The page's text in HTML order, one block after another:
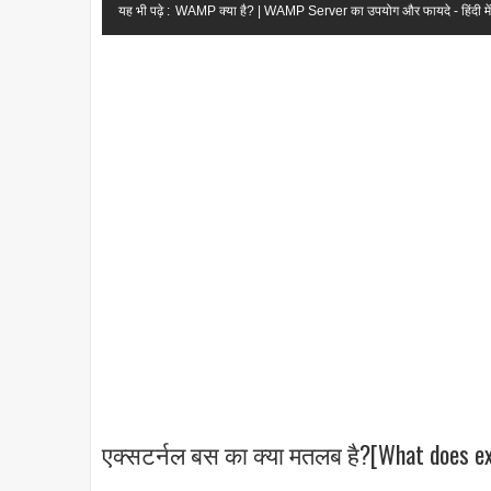
यह भी पढ़े : WAMP क्या है? | WAMP Server का उपयोग और फायदे - हिंदी में
एक्सटर्नल बस का क्या मतलब है?[What does